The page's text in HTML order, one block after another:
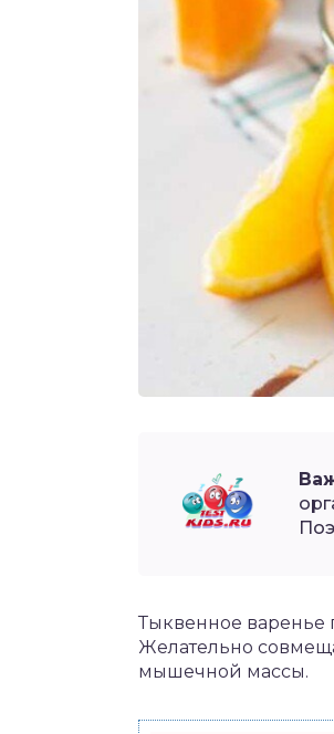
Тыквенное варенье
Желательно
мышечной массы.